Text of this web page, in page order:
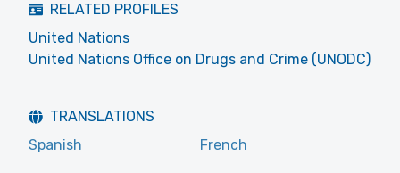
RELATED PROFILES
United Nations
United Nations Office on Drugs and Crime (UNODC)
TRANSLATIONS
Spanish
French